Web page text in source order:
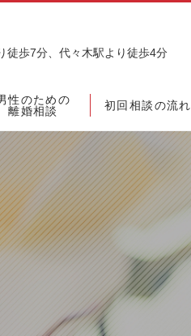
徒歩7分、代々木駅より徒歩4分
性のための
離婚相談
初回相談の流れ